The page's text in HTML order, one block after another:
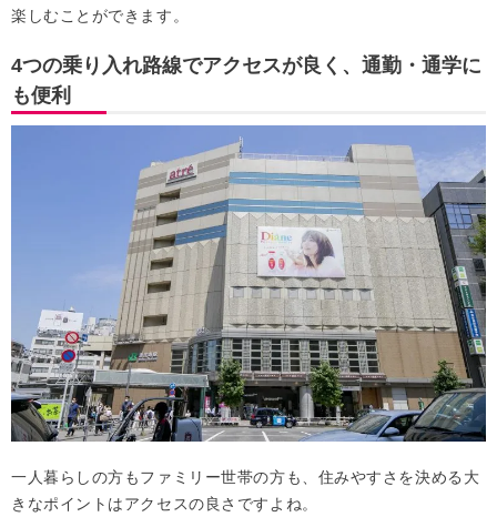
楽しむことができます。
4つの乗り入れ路線でアクセスが良く、通勤・通学に
も便利
一人暮らしの方もファミリー世帯の方も、住みやすさを決める大
きなポイントはアクセスの良さですよね。